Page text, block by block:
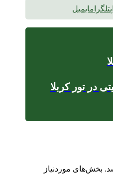
تلگرامایمیل
در تور کربلا
بخش‌های موردنیاز